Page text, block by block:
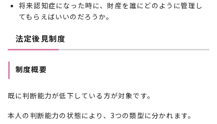
将来認知症になった時に、財産を誰にどのように管理し
てもらえばいいのだろうか。
法定後見制度
制度概要
既に判断能力が低下している方が対象です。
本人の判断能力の状態により、3つの類型に分かれます。